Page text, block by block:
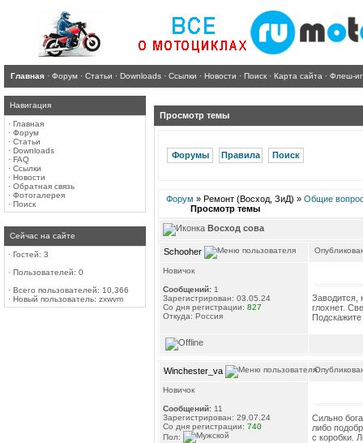
Главная · Форум · Статьи · Downloads · Ссылки · Новости · Поиск · Карта сайта · Флеш-
Навигация
· Главная
· Форум
· Статьи
· Downloads
· FAQ
· Ссылки
· Новости
· Обратная связь
· Фотогалерея
· Поиск
Сейчас на сайте
· Гостей: 3
· Пользователей: 0
· Всего пользователей: 10,366
· Новый пользователь: zxwvm
Просмотр темы
Форумы Правила Поиск
Форум » Ремонт (Восход, ЗиД) » Общие
Просмотр темы
Восход сова
Schooher
Новичок
Сообщений: 1
Зарегистрирован: 03.05.24
Со дня регистрации: 827
Откуда: Россия
Заводится,
глохнет.
Winchester_va
Новичок
Сообщений: 11
Зарегистрирован: 29.07.24
Со дня регистрации: 740
Пол:
Сильно
либо
с коробки.